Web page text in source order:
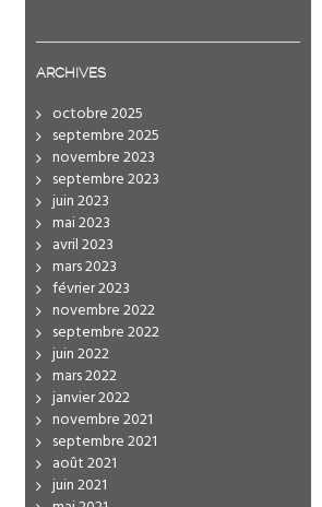
ARCHIVES
octobre 2025
septembre 2025
novembre 2023
septembre 2023
juin 2023
mai 2023
avril 2023
mars 2023
février 2023
novembre 2022
septembre 2022
juin 2022
mars 2022
janvier 2022
novembre 2021
septembre 2021
août 2021
juin 2021